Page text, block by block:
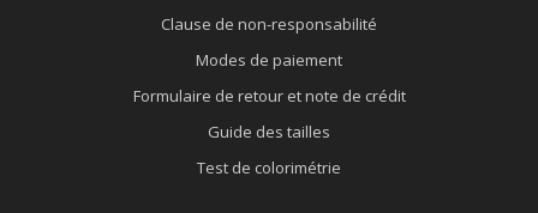
Clause de non-responsabilité
Modes de paiement
Formulaire de retour et note de crédit
Guide des tailles
Test de colorimétrie